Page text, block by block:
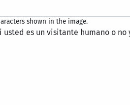
shown in the image.
usted es un visitante humano o